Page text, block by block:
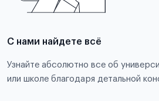
С нами найдете всё
Узнайте абсолютно все об
или школе благодаря детальной